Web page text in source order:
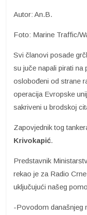
Autor: An.B.
Foto: Marine Traffic/
Svi članovi posade
su juče napali pirati na
oslobođeni od strane
operacija Evropske
sakriveni u brodskoj
Zapovjednik tog
Krivokapić.
Predstavnik
rekao je za Radio
uključujući našeg
-Povodom današnjeg